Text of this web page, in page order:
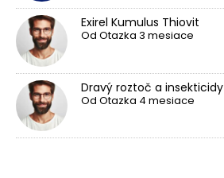
Exirel Kumulus Thiovit
Od Otazka 3 mesiace
Dravý roztoč a insekticidy
Od Otazka 4 mesiace